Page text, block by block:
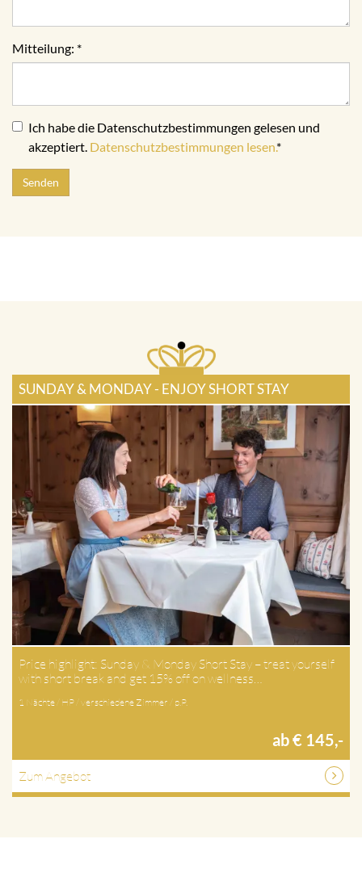
Mitteilung: *
Ich habe die Datenschutzbestimmungen gelesen und
akzeptiert. Datenschutzbestimmungen lesen.*
Senden
SUNDAY & MONDAY - ENJOY SHORT STAY
Price highlight: Sunday & Monday Short Stay – treat yourself
with short break and get 15% off on wellness…
1 Nächte / HP / verschiedene Zimmer / p.P.
ab € 145,-
Zum Angebot